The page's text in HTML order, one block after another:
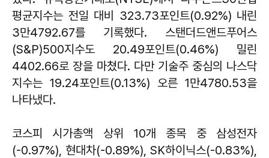
평균지수는 전일 대비 323.73포인트(0.92%) 내린
3만4792.67를 기록했다. 스탠더드앤드푸어스
(S&P)500지수도 20.49포인트(0.46%) 밀린
4402.66로 장을 마쳤다. 다만 기술주 중심의 나스닥
지수는 19.24포인트(0.13%) 오른 1만4780.53을
나타냈다.
코스피 시가총액 상위 10개 종목 중 삼성전자
(-0.97%), 현대차(-0.89%), SK하이닉스(-0.83%),